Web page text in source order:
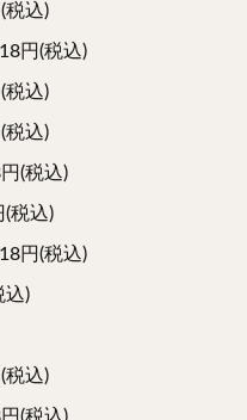
税込)
円(税込)
税込)
税込)
(税込)
税込)
円(税込)
込)
税込)